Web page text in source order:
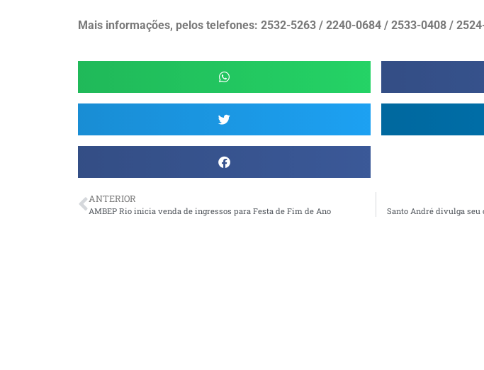
Mais informações, pelos telefones: 2532-5263 / 2240-0684 / 2533-0408 /
ANTERIOR
AMBEP Rio inicia venda de ingressos para Festa de Fim de Ano Santo André divulga seu